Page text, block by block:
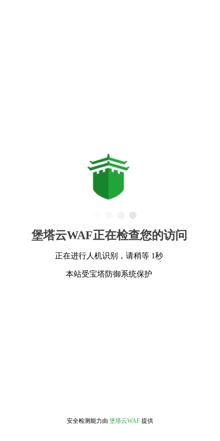
堡塔云WAF正在检查您的访问
正在进行人机识别，请稍等 1秒
本站受宝塔防御系统保护
安全检测能力由 堡塔云WAF 提供